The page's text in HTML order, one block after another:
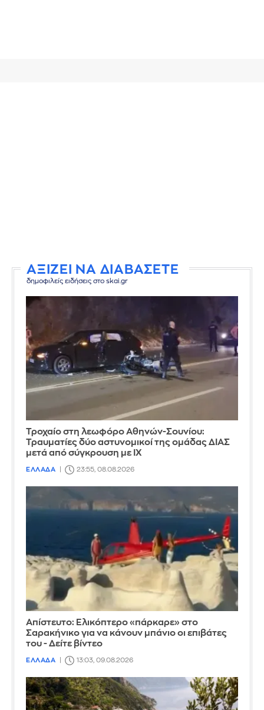
ΑΞΙΖΕΙ ΝΑ ΔΙΑΒΑΣΕΤΕ
δημοφιλείς ειδήσεις στο skai.gr
Τροχαίο στη λεωφόρο Αθηνών-Σουνίου:
Τραυματίες δύο αστυνομικοί της ομάδας ΔΙΑΣ
μετά από σύγκρουση με ΙΧ
ΕΛΛΑΔΑ 23:55, 08.08.2026
Απίστευτο: Ελικόπτερο «πάρκαρε» στο
Σαρακήνικο για να κάνουν μπάνιο οι επιβάτες
του - Δείτε βίντεο
ΕΛΛΑΔΑ 13:03, 09.08.2026